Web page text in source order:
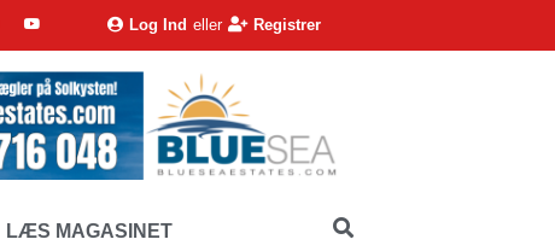
Log Ind eller Registrer
LÆS MAGASINET